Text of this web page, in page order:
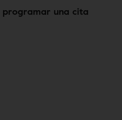
programar una cita